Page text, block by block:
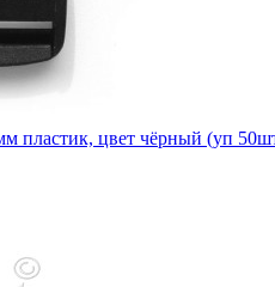
пластик, цвет чёрный (уп